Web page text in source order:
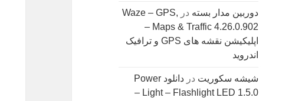
دوربین مدار بسته در Waze – GPS,
Maps & Traffic 4.26.0.902 –
اپلیکیشن نقشه های GPS و ترافیک
اندروید
شیشه سکوریت در
دانلود Power
Light – Flashlight LED 1.5.0 –